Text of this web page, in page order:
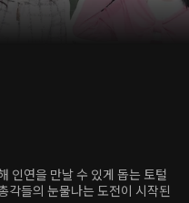
인연을 만날 수 있게 돕는 토털
각들의 눈물나는 도전이 시작된